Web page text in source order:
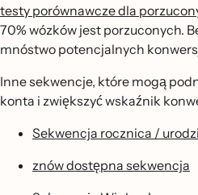
testy porównawcze dla
70% wózków jest porzuconych.
mnóstwo potencjalnych
Inne sekwencje, które mogą
konta i zwiększyć wskaźnik
Sekwencja rocznica /
znów dostępna sekwencja